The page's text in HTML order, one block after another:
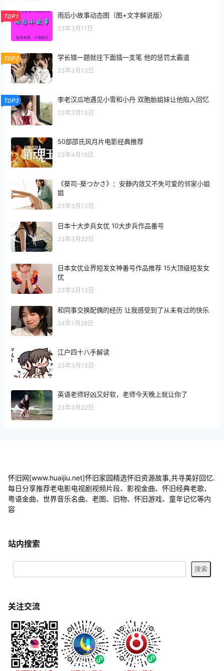
TOP1 雨后小故事动态图（图+文字解说版）
23年3月11日
TOP2 学长错一题就往下面插一支笔 他的惩罚太霸道
23年3月13日
TOP3 李老汉瓜地遇见小雪和小丹 双胞胎姐妹让他陷入回忆
23年3月13日
50部邵氏风月片电影经典推荐
23年4月16日
《葵司-葵つかさ》：安静内敛又不失可爱的邻家小姐
姐
23年3月13日
日本十大步兵女优 10大步兵作品番号
23年3月22日
日本女优业界短发女神番号作品推荐 15大顶级短发女
优
23年3月13日
和同事交换配偶的经历 让我感受到了从未有过的快乐
24年7月28日
江户四十八手解读
23年3月13日
英语老师好凶又好软，老师今天晚上就让你了
23年3月22日
怀旧网[www.huaijiu.net]怀旧家园精选怀旧资源故事,共寻美好回忆.
每日分享推荐老电影电视剧视频片段、影视金曲、怀旧经典老歌、
粤语金曲、世界音乐名曲、老图、旧物、怀旧游戏、童年记忆等内
容
站内搜索
关注交流